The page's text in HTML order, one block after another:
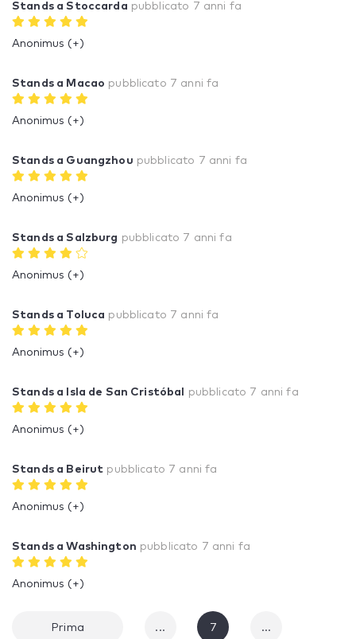
Stands a Stoccarda pubblicato 7 anni fa
Anonimus (+)
Stands a Macao pubblicato 7 anni fa
Anonimus (+)
Stands a Guangzhou pubblicato 7 anni fa
Anonimus (+)
Stands a Salzburg pubblicato 7 anni fa
Anonimus (+)
Stands a Toluca pubblicato 7 anni fa
Anonimus (+)
Stands a Isla de San Cristóbal pubblicato 7 anni fa
Anonimus (+)
Stands a Beirut pubblicato 7 anni fa
Anonimus (+)
Stands a Washington pubblicato 7 anni fa
Anonimus (+)
Prima ... 7 ...